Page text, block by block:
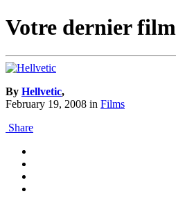
Votre dernier film
By Hellvetic,
February 19, 2008 in Films
Share